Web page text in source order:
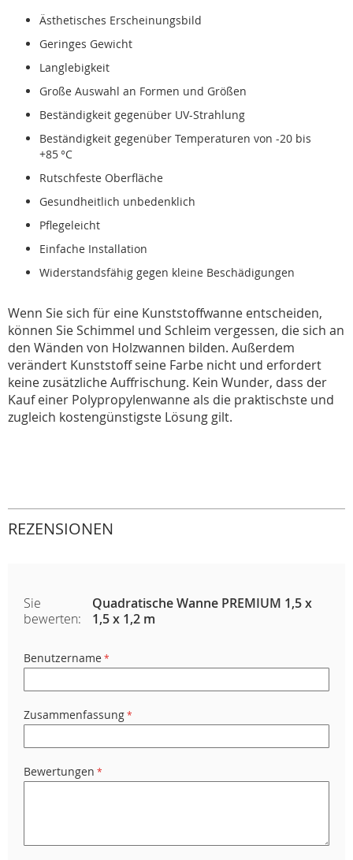
Ästhetisches Erscheinungsbild
Geringes Gewicht
Langlebigkeit
Große Auswahl an Formen und Größen
Beständigkeit gegenüber UV-Strahlung
Beständigkeit gegenüber Temperaturen von -20 bis
+85 °C
Rutschfeste Oberfläche
Gesundheitlich unbedenklich
Pflegeleicht
Einfache Installation
Widerstandsfähig gegen kleine Beschädigungen
Wenn Sie sich für eine Kunststoffwanne entscheiden,
können Sie Schimmel und Schleim vergessen, die sich an
den Wänden von Holzwannen bilden. Außerdem
verändert Kunststoff seine Farbe nicht und erfordert
keine zusätzliche Auffrischung. Kein Wunder, dass der
Kauf einer Polypropylenwanne als die praktischste und
zugleich kostengünstigste Lösung gilt.
REZENSIONEN
Sie
bewerten:
Quadratische Wanne PREMIUM 1,5 x
1,5 x 1,2 m
Benutzername
Zusammenfassung
Bewertungen